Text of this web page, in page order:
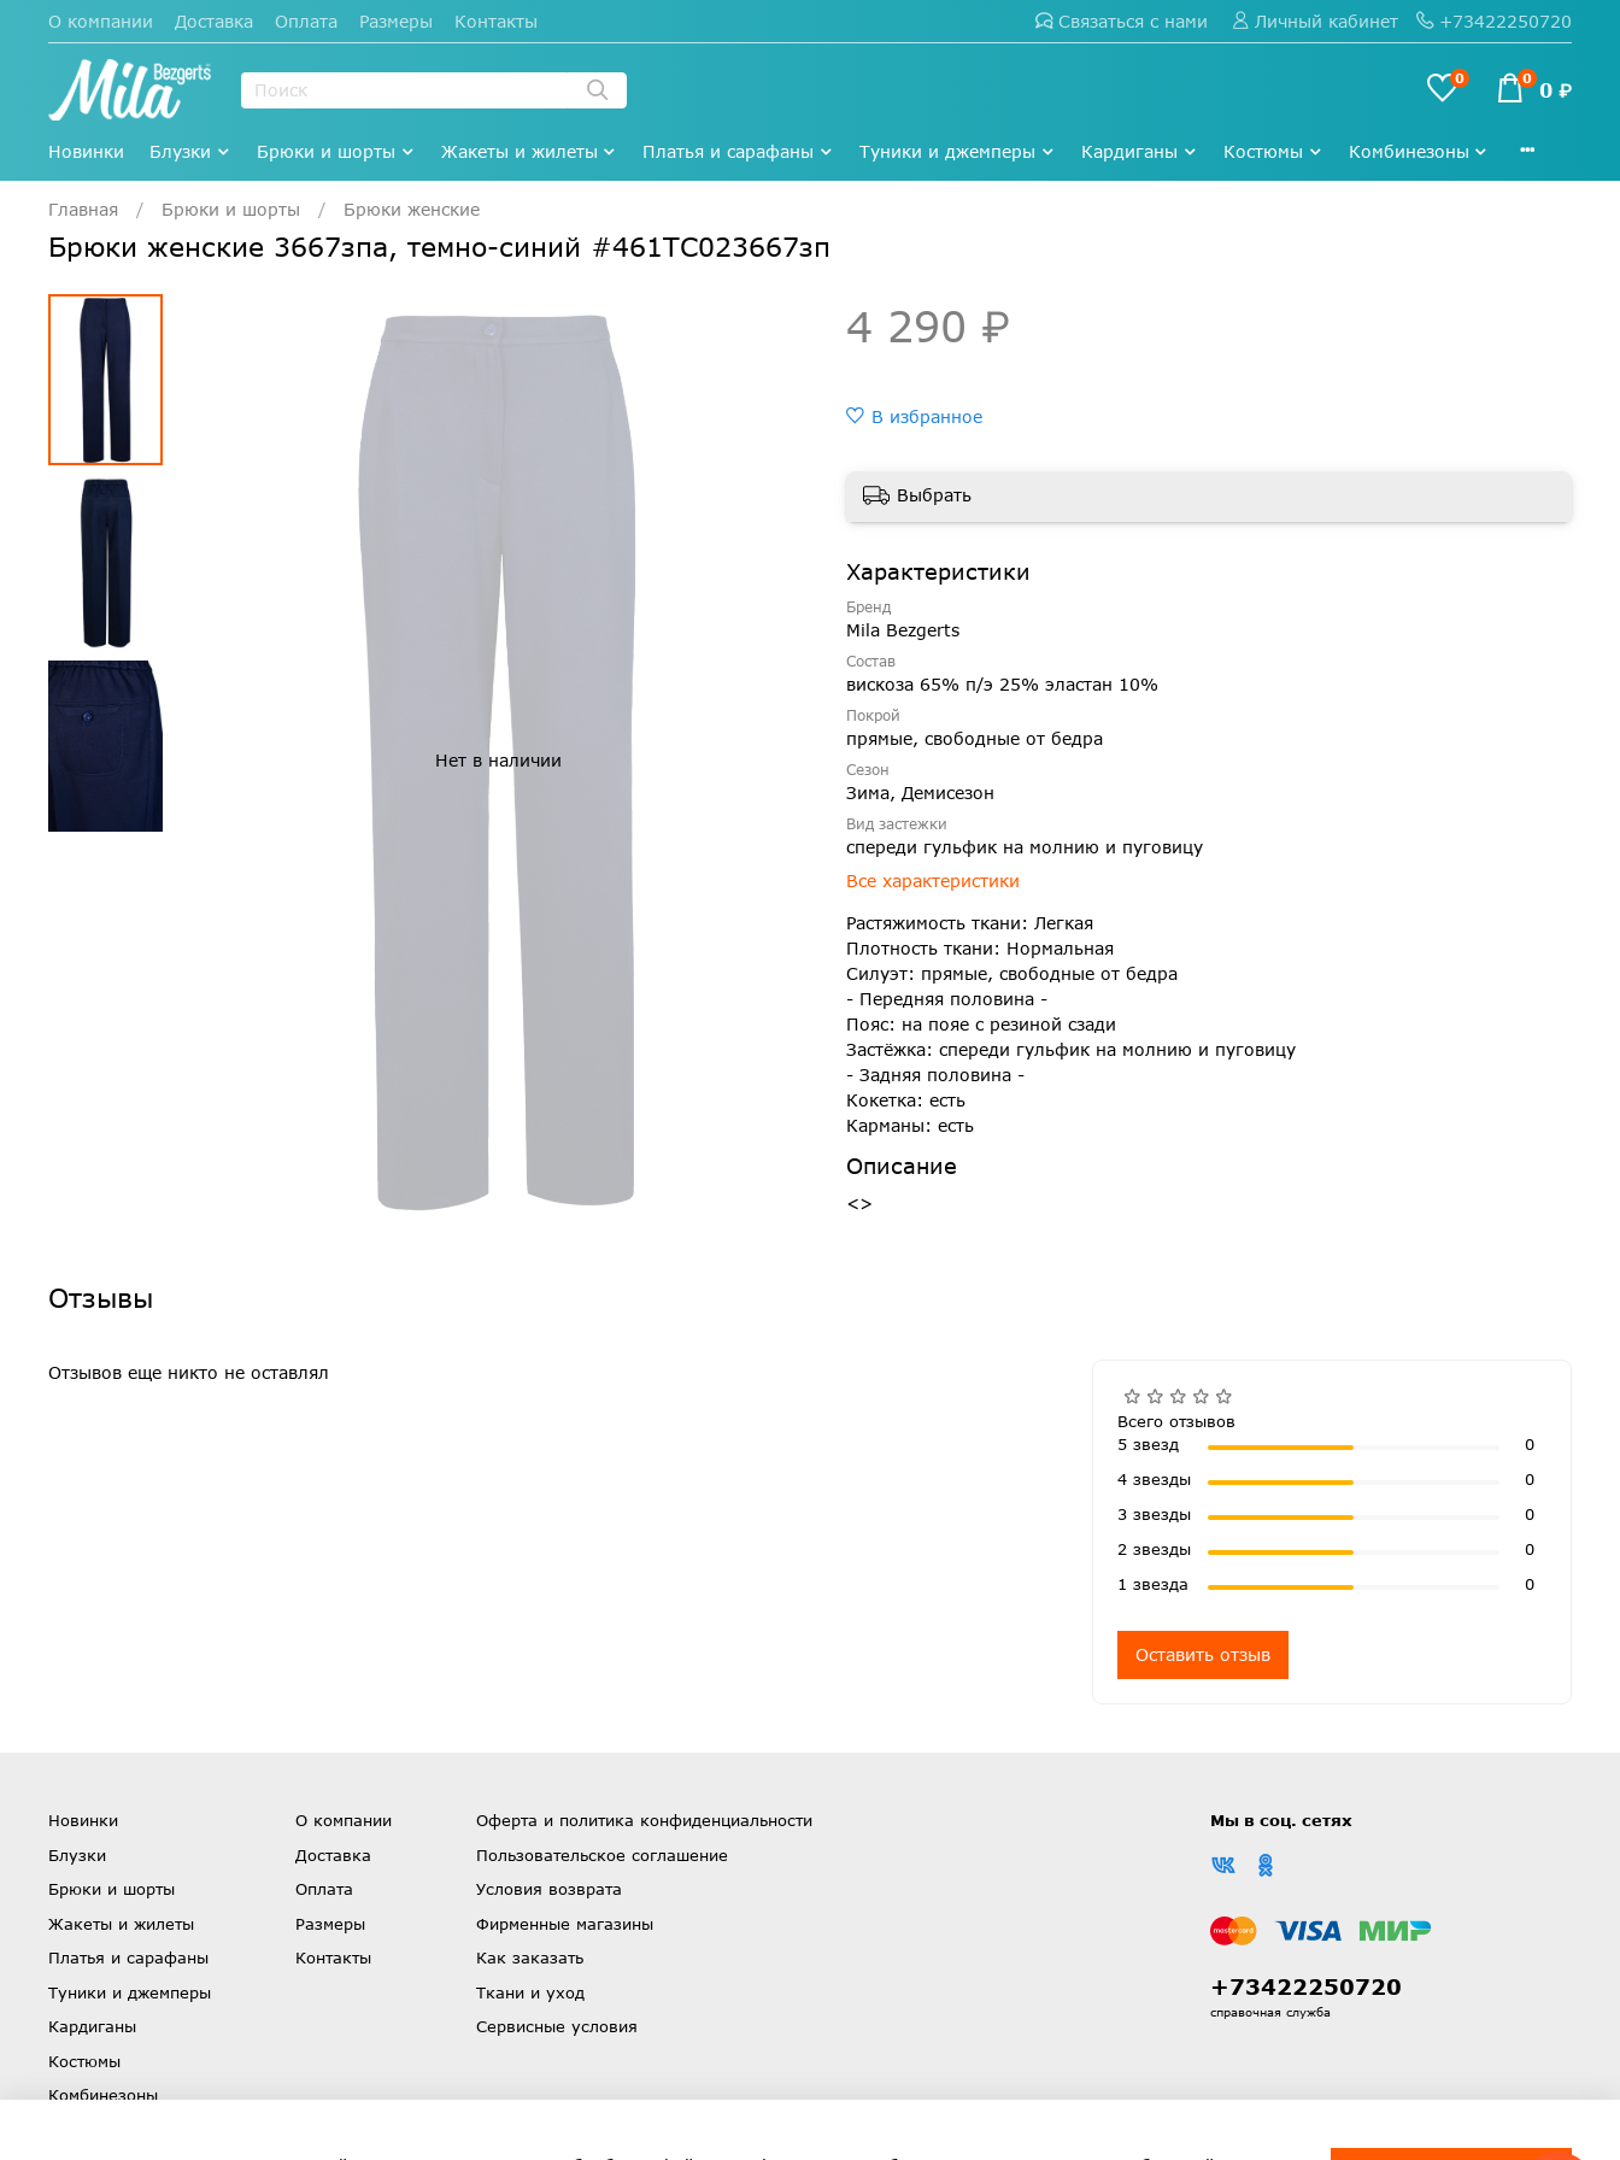
О компании Доставка Оплата Размеры Контакты Связаться с нами Личный кабинет +73422250720
0 0 0 ₽
Новинки Блузки Брюки и шорты Жакеты и жилеты Платья и сарафаны Туники и джемперы Кардиганы Костюмы Комбинезоны
Главная Брюки и шорты Брюки женские
Брюки женские 3667зпа, темно-синий #461ТС023667зп
Нет в наличии
4 290 ₽
В избранное
Выбрать
Характеристики
Бренд
Mila Bezgerts
Состав
вискоза 65% п/э 25% эластан 10%
Покрой
прямые, свободные от бедра
Сезон
Зима, Демисезон
Вид застежки
спереди гульфик на молнию и пуговицу
Все характеристики
Растяжимость ткани: Легкая
Плотность ткани: Нормальная
Силуэт: прямые, свободные от бедра
- Передняя половина -
Пояс: на пояе с резиной сзади
Застёжка: спереди гульфик на молнию и пуговицу
- Задняя половина -
Кокетка: есть
Карманы: есть
Описание
<>
Отзывы
Отзывов еще никто не оставлял
Всего отзывов
5 звезд
0
4 звезды
0
3 звезды
0
2 звезды
0
1 звезда
0
Оставить отзыв
Новинки
Блузки
Брюки и шорты
Жакеты и жилеты
Платья и сарафаны
Туники и джемперы
Кардиганы
Костюмы
Комбинезоны
О компании
Доставка
Оплата
Размеры
Контакты
Оферта и политика конфиденциальности
Пользовательское соглашение
Условия возврата
Фирменные магазины
Как заказать
Ткани и уход
Сервисные условия
Мы в соц. сетях
+73422250720
справочная служба